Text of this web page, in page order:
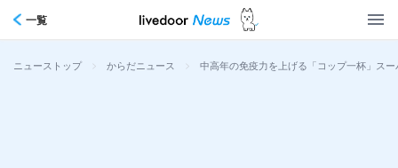
一覧
ニューストップ > からだニュース > 中高年の免疫力を上げる「コップ一杯」ス